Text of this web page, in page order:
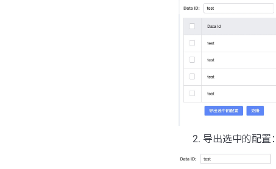
导出选中的配置：